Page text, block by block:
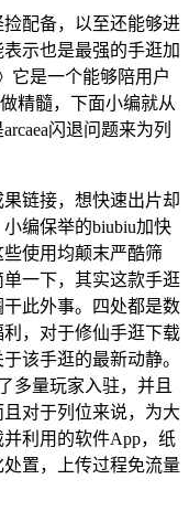
配备，以至还能够进
示也是最强的手逛加
它是一个能够陪用户
精髓，下面小编就从
闪退问题来为列
链接，想快速出片却
编保举的biubiu加快
使用均颠末严酷筛
一下，其实这款手逛
此外事。四处都是数
，对于修仙手逛下载
该手逛的最新动静。
多量玩家入驻，并且
对于列位来说，为大
利用的软件App，纸
置，上传过程免流量